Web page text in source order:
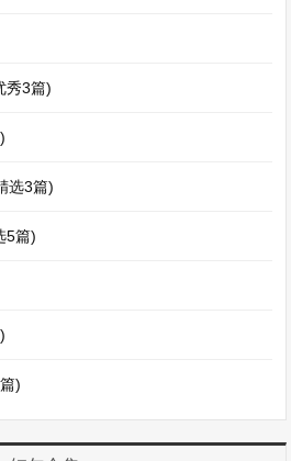
第一次跨上自行车，双脚刚
地摇晃起来，我“哐当”一声
在地上，委屈地看着那辆自
这么难学，我不想学了。那
着自行车欢快穿梭的身影，
爸爸在后面扶着我，感受平
踏板，眼睛紧紧盯着前方，
秀3篇)
选3篇)
5篇)
)